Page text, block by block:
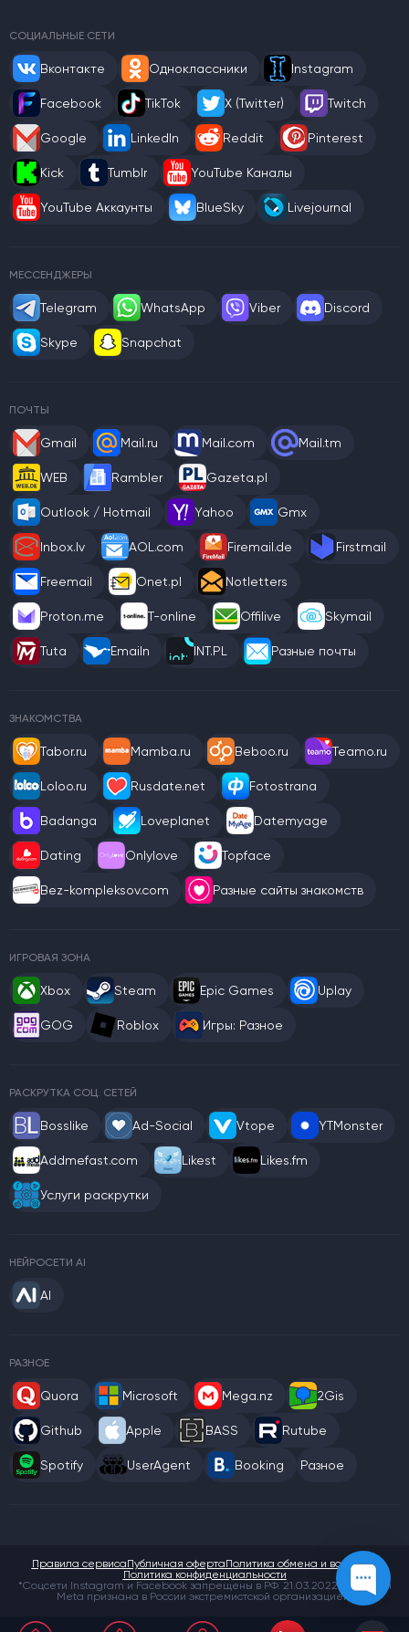
СОЦИАЛЬНЫЕ СЕТИ
Вконтакте Одноклассники Instagram
Facebook TikTok X (Twitter) Twitch
Google LinkedIn Reddit Pinterest
Kick Tumblr YouTube Каналы
YouTube Аккаунты BlueSky Livejournal
МЕССЕНДЖЕРЫ
Telegram WhatsApp Viber Discord
Skype Snapchat
ПОЧТЫ
Gmail Mail.ru Mail.com Mail.tm
WEB Rambler Gazeta.pl
Outlook / Hotmail Yahoo Gmx
Inbox.lv AOL.com Firemail.de Firstmail
Freemail Onet.pl Notletters
Proton.me T-online Offilive Skymail
Tuta Emailn INT.PL Разные почты
ЗНАКОМСТВА
Tabor.ru Mamba.ru Beboo.ru Teamo.ru
Loloo.ru Rusdate.net Fotostrana
Badanga Loveplanet Datemyage
Dating Onlylove Topface
Bez-kompleksov.com Разные сайты знакомств
ИГРОВАЯ ЗОНА
Xbox Steam Epic Games Uplay
GOG Roblox Игры: Разное
РАСКРУТКА СОЦ. СЕТЕЙ
Bosslike Ad-Social Vtope YTMonster
Addmefast.com Likest Likes.fm
Услуги раскрутки
НЕЙРОСЕТИ AI
AI
РАЗНОЕ
Quora Microsoft Mega.nz 2Gis
Github Apple BASS Rutube
Spotify UserAgent Booking Разное
*Соцсети Instagram и Facebook запрещены в РФ. 21.03.2022 компания
Meta признана в России экстремистской организацией.
Правила сервисаПубличная офертаПолитика обмена и возврата
Политика конфиденциальности